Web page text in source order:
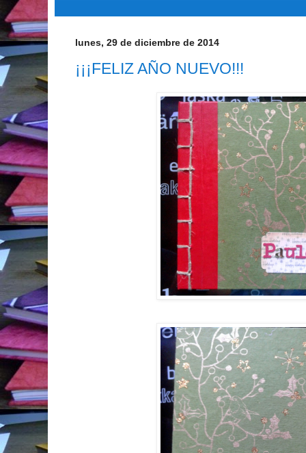
lunes, 29 de diciembre de 2014
¡¡¡FELIZ AÑO NUEVO!!!